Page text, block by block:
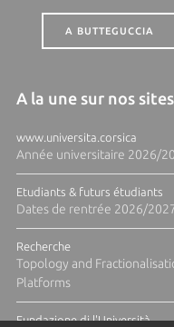
A BUTTEGUCCIA
A la une sur nos
www.universita.corsica
Année universitaire 2026/
Etudiants & futurs étudiants
Dates de rentrée 2026/
Recherche
Topology and
Platforms
Fundazione di l'Università